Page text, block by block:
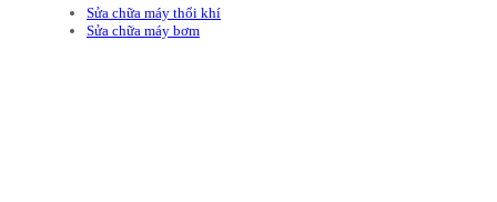
Sửa chữa máy thổi khí
Sửa chữa máy bơm